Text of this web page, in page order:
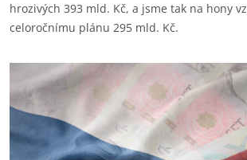
hrozivých 393 mld. Kč, a jsme tak na hony
celoročnímu plánu 295 mld. Kč.